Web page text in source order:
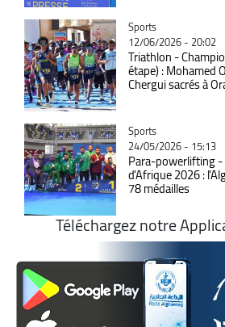
Catégorie
Sports
12/06/2026 - 20:02
Triathlon -
étape) : Mohamed
Chergui sacrés à
Catégorie
Sports
24/05/2026 - 15:13
Para-powerlifting
d'Afrique 2026 :
78 médailles
Téléchargez notre